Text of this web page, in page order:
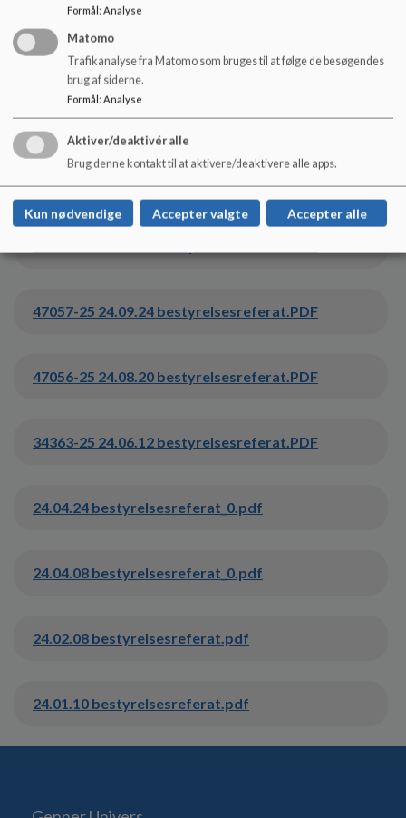
25.02.19 bestyrelsesreferat.pdf
25.01.16 bestyrelsesreferat.pdf
47057-25 24.09.24 bestyrelsesreferat.PDF
47056-25 24.08.20 bestyrelsesreferat.PDF
34363-25 24.06.12 bestyrelsesreferat.PDF
24.04.24 bestyrelsesreferat_0.pdf
24.04.08 bestyrelsesreferat_0.pdf
24.02.08 bestyrelsesreferat.pdf
24.01.10 bestyrelsesreferat.pdf
Formål : Analyse
Matomo
Trafikanalyse fra Matomo som bruges til at følge de besøgendes
brug af siderne.
Formål: Analyse
Aktiver/deaktivér alle
Brug denne kontakt til at aktivere/deaktivere alle apps.
Kun nødvendige Accepter valgte Accepter alle